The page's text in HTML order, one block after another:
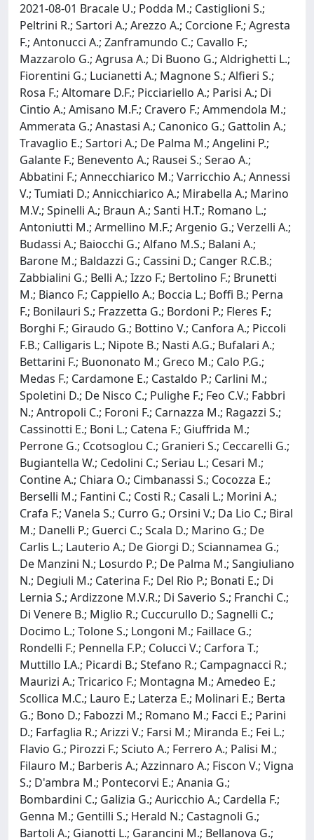
2021-08-01 Bracale U.; Podda M.; Castiglioni S.;
Peltrini R.; Sartori A.; Arezzo A.; Corcione F.; Agresta
F.; Antonucci A.; Zanframundo C.; Cavallo F.;
Mazzarolo G.; Agrusa A.; Di Buono G.; Aldrighetti L.;
Fiorentini G.; Lucianetti A.; Magnone S.; Alfieri S.;
Rosa F.; Altomare D.F.; Picciariello A.; Parisi A.; Di
Cintio A.; Amisano M.F.; Cravero F.; Ammendola M.;
Ammerata G.; Anastasi A.; Canonico G.; Gattolin A.;
Travaglio E.; Sartori A.; De Palma M.; Angelini P.;
Galante F.; Benevento A.; Rausei S.; Serao A.;
Abbatini F.; Annecchiarico M.; Varricchio A.; Annessi
V.; Tumiati D.; Annicchiarico A.; Mirabella A.; Marino
M.V.; Spinelli A.; Braun A.; Santi H.T.; Romano L.;
Antoniutti M.; Armellino M.F.; Argenio G.; Verzelli A.;
Budassi A.; Baiocchi G.; Alfano M.S.; Balani A.;
Barone M.; Baldazzi G.; Cassini D.; Canger R.C.B.;
Zabbialini G.; Belli A.; Izzo F.; Bertolino F.; Brunetti
M.; Bianco F.; Cappiello A.; Boccia L.; Boffi B.; Perna
F.; Bonilauri S.; Frazzetta G.; Bordoni P.; Fleres F.;
Borghi F.; Giraudo G.; Bottino V.; Canfora A.; Piccoli
F.B.; Calligaris L.; Nipote B.; Nasti A.G.; Bufalari A.;
Bettarini F.; Buononato M.; Greco M.; Calo P.G.;
Medas F.; Cardamone E.; Castaldo P.; Carlini M.;
Spoletini D.; De Nisco C.; Pulighe F.; Feo C.V.; Fabbri
N.; Antropoli C.; Foroni F.; Carnazza M.; Ragazzi S.;
Cassinotti E.; Boni L.; Catena F.; Giuffrida M.;
Perrone G.; Ccotsoglou C.; Granieri S.; Ceccarelli G.;
Bugiantella W.; Cedolini C.; Seriau L.; Cesari M.;
Contine A.; Chiara O.; Cimbanassi S.; Cocozza E.;
Berselli M.; Fantini C.; Costi R.; Casali L.; Morini A.;
Crafa F.; Vanela S.; Curro G.; Orsini V.; Da Lio C.; Biral
M.; Danelli P.; Guerci C.; Scala D.; Marino G.; De
Carlis L.; Lauterio A.; De Giorgi D.; Sciannamea G.;
De Manzini N.; Losurdo P.; De Palma M.; Sangiuliano
N.; Degiuli M.; Caterina F.; Del Rio P.; Bonati E.; Di
Lernia S.; Ardizzone M.V.R.; Di Saverio S.; Franchi C.;
Di Venere B.; Miglio R.; Cuccurullo D.; Sagnelli C.;
Docimo L.; Tolone S.; Longoni M.; Faillace G.;
Rondelli F.; Pennella F.P.; Colucci V.; Carfora T.;
Muttillo I.A.; Picardi B.; Stefano R.; Campagnacci R.;
Maurizi A.; Tricarico F.; Montagna M.; Amedeo E.;
Scollica M.C.; Lauro E.; Laterza E.; Molinari E.; Berta
G.; Bono D.; Fabozzi M.; Romano M.; Facci E.; Parini
D.; Farfaglia R.; Arizzi V.; Farsi M.; Miranda E.; Fei L.;
Flavio G.; Pirozzi F.; Sciuto A.; Ferrero A.; Palisi M.;
Filauro M.; Barberis A.; Azzinnaro A.; Fiscon V.; Vigna
S.; D'ambra M.; Pontecorvi E.; Anania G.;
Bombardini C.; Galizia G.; Auricchio A.; Cardella F.;
Genna M.; Gentilli S.; Herald N.; Castagnoli G.;
Bartoli A.; Gianotti L.; Garancini M.; Bellanova G.;